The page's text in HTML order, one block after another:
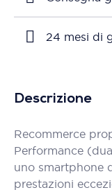
24 mesi di
Descrizione
Recommerce
Performance
uno smartphone
prestazioni